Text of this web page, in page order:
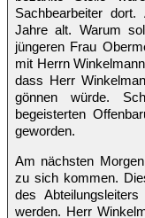
Sachbearbeiter
Jahre alt. Warum
jüngeren Frau
mit Herrn
dass Herr
gönnen würde.
begeisterten
geworden.
Am nächsten
zu sich kommen.
des
werden. Herr